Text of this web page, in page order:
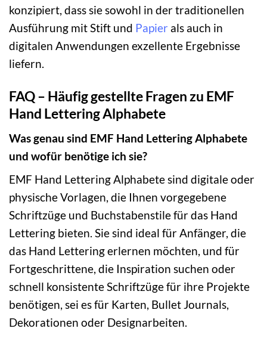
konzipiert, dass sie sowohl in der traditionellen
Ausführung mit Stift und Papier als auch in
digitalen Anwendungen exzellente Ergebnisse
liefern.
FAQ – Häufig gestellte Fragen zu EMF
Hand Lettering Alphabete
Was genau sind EMF Hand Lettering Alphabete
und wofür benötige ich sie?
EMF Hand Lettering Alphabete sind digitale oder
physische Vorlagen, die Ihnen vorgegebene
Schriftzüge und Buchstabenstile für das Hand
Lettering bieten. Sie sind ideal für Anfänger, die
das Hand Lettering erlernen möchten, und für
Fortgeschrittene, die Inspiration suchen oder
schnell konsistente Schriftzüge für ihre Projekte
benötigen, sei es für Karten, Bullet Journals,
Dekorationen oder Designarbeiten.